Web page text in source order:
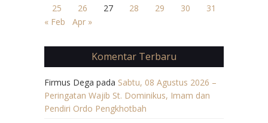
25
26 27 28 29 30
31
« Feb
Apr »
Komentar Terbaru
Firmus Dega pada Sabtu, 08 Agustus 2026 –
Peringatan Wajib St. Dominikus, Imam dan
Pendiri Ordo Pengkhotbah